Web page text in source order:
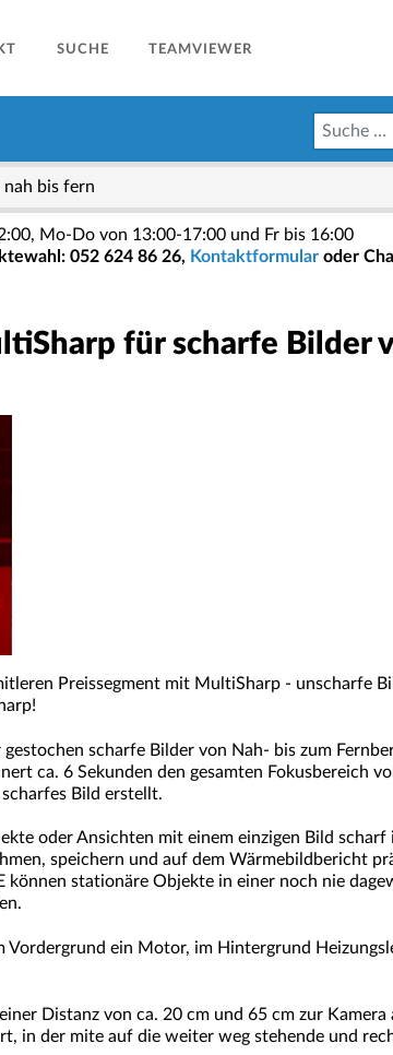
SUCHE TEAMVIEWER
bis fern
Mo-Do von 13:00-17:00 und Fr bis 16:00
052 624 86 26, Kontaktformular oder
für scharfe Bilder
Preissegment mit MultiSharp - unscharfe
scharfe Bilder von Nah- bis zum
ca. 6 Sekunden den gesamten Fokusbereich
Bild erstellt.
oder Ansichten mit einem einzigen Bild scharf
speichern und auf dem Wärmebildbericht
stationäre Objekte in einer noch nie
Vordergrund ein Motor, im Hintergrund
Distanz von ca. 20 cm und 65 cm zur Kamera
in der mite auf die weiter weg stehende und